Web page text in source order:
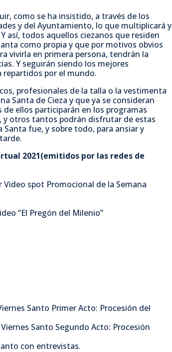
como se ha insistido, a través de los
y del Ayuntamiento, lo que multiplicará y
así, todos aquellos ciezanos que residen
como propia y que por motivos obvios
vivirla en primera persona, tendrán la
Y seguirán siendo los mejores
repartidos por el mundo.
profesionales de la talla o la vestimenta
Santa de Cieza y que ya se consideran
ellos participarán en los programas
y otros tantos podrán disfrutar de estas
Santa fue, y sobre todo, para ansiar y
2021(emitidos por las redes de
spot Promocional de la Semana
“El Pregón del Milenio”
Santo Primer Acto: Procesión del
Santo Segundo Acto: Procesión
con entrevistas.